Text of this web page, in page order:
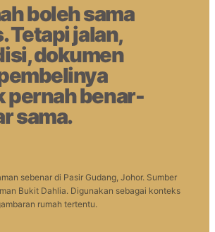
boleh sama
Tetapi jalan,
dokumen
pernah benar-
sama.
sebenar di Pasir Gudang, Johor. Sumber
Bukit Dahlia. Digunakan sebagai konteks
rumah tertentu.